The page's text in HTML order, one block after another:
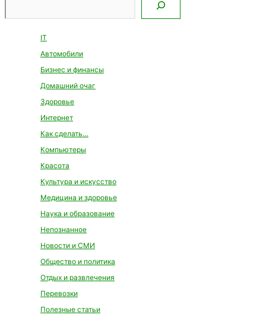
IT
Автомобили
Бизнес и финансы
Домашний очаг
Здоровье
Интернет
Как сделать…
Компьютеры
Красота
Культура и искусство
Медицина и здоровье
Наука и образование
Непознанное
Новости и СМИ
Общество и политика
Отдых и развлечения
Перевозки
Полезные статьи